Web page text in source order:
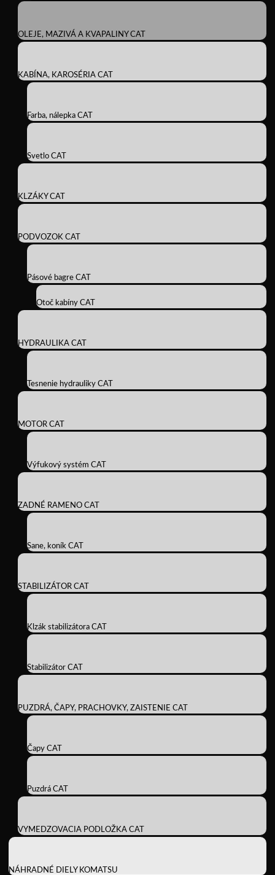
OLEJE, MAZIVÁ A KVAPALINY CAT
KABÍNA, KAROSÉRIA CAT
Farba, nálepka CAT
Svetlo CAT
KLZÁKY CAT
PODVOZOK CAT
Pásové bagre CAT
Otoč kabíny CAT
HYDRAULIKA CAT
Tesnenie hydrauliky CAT
MOTOR CAT
Výfukový systém CAT
ZADNÉ RAMENO CAT
Sane, koník CAT
STABILIZÁTOR CAT
Klzák stabilizátora CAT
Stabilizátor CAT
PUZDRÁ, ČAPY, PRACHOVKY, ZAISTENIE CAT
Čapy CAT
Puzdrá CAT
VYMEDZOVACIA PODLOŽKA CAT
NÁHRADNÉ DIELY KOMATSU